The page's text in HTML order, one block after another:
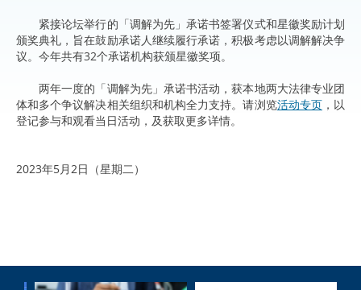
紧接论坛举行的「调解为先」承诺书签署仪式和星徽奖励计划
颁奖典礼，旨在鼓励承诺人继续履行承诺，积极考虑以调解解决争
议。今年共有32个承诺机构获颁星徽奖项。
两年一度的「调解为先」承诺书活动，获本地两大法律专业团
体和多个争议解决相关组织和机构全力支持。请浏览活动专页，以
登记参与和观看当日活动，及获取更多详情。
2023年5月2日（星期二）